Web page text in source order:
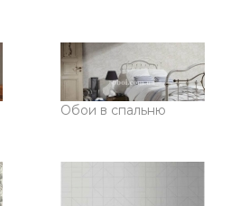
Обои в спальню